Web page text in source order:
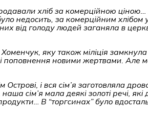
хліб за комерційною
недосить, за комерційним хлібом
від голоду людей заганяла в
яку також міліція замкнула
і поповнення новими жертвами.
і вся сім’я заготовляла
сім’я мала деякі золоті речі, які
В “торгсинах”було